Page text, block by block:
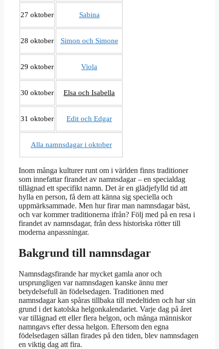
27 oktober Sabina
28 oktober Simon och Simone
29 oktober Viola
30 oktober Elsa och Isabella
31 oktober Edit och Edgar
Alla namnsdagar i oktober
Inom många kulturer runt om i världen finns traditioner
som innefattar firandet av namnsdagar – en specialdag
tillägnad ett specifikt namn. Det är en glädjefylld tid att
hylla en person, få dem att känna sig speciella och
uppmärksammade. Men hur firar man namnsdagar bäst,
och var kommer traditionerna ifrån? Följ med på en resa i
firandet av namnsdagar, från dess historiska rötter till
moderna anpassningar.
Bakgrund till namnsdagar
Namnsdagsfirande har mycket gamla anor och
ursprungligen var namnsdagen kanske ännu mer
betydelsefull än födelsedagen. Traditionen med
namnsdagar kan spåras tillbaka till medeltiden och har sin
grund i det katolska helgonkalendariet. Varje dag på året
var tillägnad ett eller flera helgon, och många människor
namngavs efter dessa helgon. Eftersom den egna
födelsedagen sällan firades på den tiden, blev namnsdagen
en viktig dag att fira.